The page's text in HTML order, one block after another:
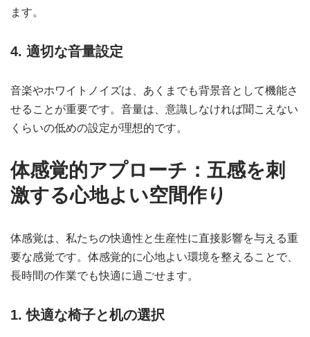
ます。
4. 適切な音量設定
音楽やホワイトノイズは、あくまでも背景音として機能さ
せることが重要です。音量は、意識しなければ聞こえない
くらいの低めの設定が理想的です。
体感覚的アプローチ：五感を刺
激する心地よい空間作り
体感覚は、私たちの快適性と生産性に直接影響を与える重
要な感覚です。体感覚的に心地よい環境を整えることで、
長時間の作業でも快適に過ごせます。
1. 快適な椅子と机の選択